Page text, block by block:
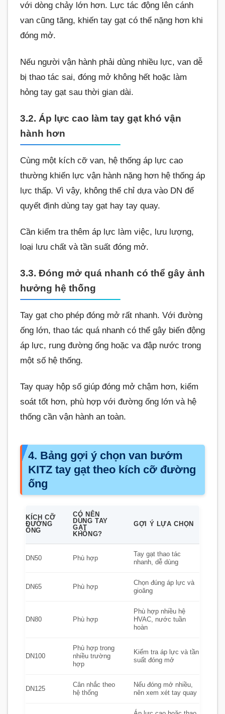
với dòng chảy lớn hơn. Lực tác động lên cánh
van cũng tăng, khiến tay gạt có thể nặng hơn khi
đóng mở.
Nếu người vận hành phải dùng nhiều lực, van dễ
bị thao tác sai, đóng mở không hết hoặc làm
hỏng tay gạt sau thời gian dài.
3.2. Áp lực cao làm tay gạt khó vận
hành hơn
Cùng một kích cỡ van, hệ thống áp lực cao
thường khiến lực vận hành nặng hơn hệ thống áp
lực thấp. Vì vậy, không thể chỉ dựa vào DN để
quyết định dùng tay gạt hay tay quay.
Cần kiểm tra thêm áp lực làm việc, lưu lượng,
loại lưu chất và tần suất đóng mở.
3.3. Đóng mở quá nhanh có thể gây ảnh
hưởng hệ thống
Tay gạt cho phép đóng mở rất nhanh. Với đường
ống lớn, thao tác quá nhanh có thể gây biến động
áp lực, rung đường ống hoặc va đập nước trong
một số hệ thống.
Tay quay hộp số giúp đóng mở chậm hơn, kiểm
soát tốt hơn, phù hợp với đường ống lớn và hệ
thống cần vận hành an toàn.
4. Bảng gợi ý chọn van bướm
KITZ tay gạt theo kích cỡ đường
ống
KÍCH CỠ
ĐƯỜNG
ỐNG
CÓ NÊN
DÙNG TAY
GẠT
KHÔNG?
GỢI Ý LỰA CHỌN
DN50 Phù hợp
Tay gạt thao tác
nhanh, dễ dùng
DN65 Phù hợp
Chọn đúng áp lực và
gioăng
DN80 Phù hợp
Phù hợp nhiều hệ
HVAC, nước tuần
hoàn
DN100
Phù hợp trong
nhiều trường
hợp
Kiểm tra áp lực và tần
suất đóng mở
DN125
Cân nhắc theo
hệ thống
Nếu đóng mở nhiều,
nên xem xét tay quay